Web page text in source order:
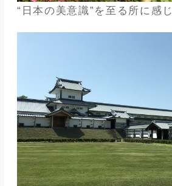
“日本の美意識”を至る所に感